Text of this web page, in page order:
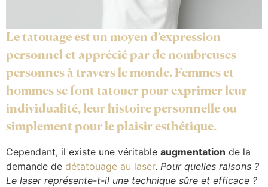
Le tatouage est un moyen d’expression
personnel et apprécié par de nombreuses
personnes à travers le monde. Femmes et
hommes se font tatouer pour exprimer leur
individualité, leur histoire personnelle ou
simplement pour le plaisir esthétique.
Cependant, il existe une véritable augmentation de la
demande de détatouage au laser. Pour quelles raisons ?
Le laser représente-t-il une technique sûre et efficace ?